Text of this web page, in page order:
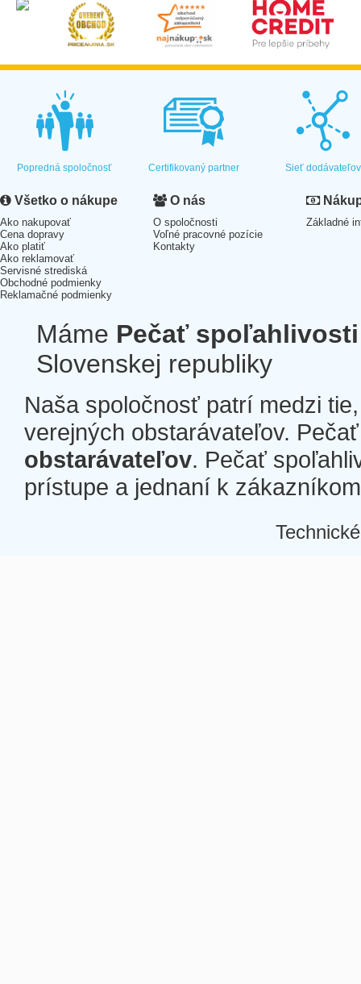
Popredná spoločnosť Certifikovaný partner Sieť dodávateľov
Všetko o nákupe
Ako nakupovať
Cena dopravy
Ako platiť
Ako reklamovať
Servisné strediská
Obchodné podmienky
Reklamačné podmienky
O nás
O spoločnosti
Voľné pracovné pozície
Kontakty
Základné
Máme Pečať spoľahlivosti
Slovenskej republiky
Naša spoločnosť patrí medzi
verejných obstarávateľov.
obstarávateľov. Pečať
prístupe a jednaní k